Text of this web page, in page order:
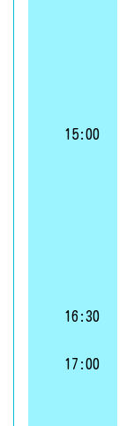
15:00
16:30
17:00